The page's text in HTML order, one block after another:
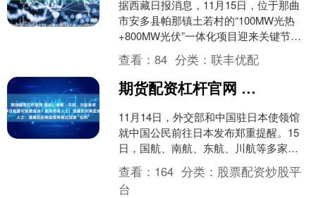
据西藏日报消息，11月15日，位于那曲
市安多县帕那镇土若村的“100MW光热
+800MW光伏”一体化项目迎来关键节点
——项目核心工程吸热塔筒壁顺利结
顶。吸热塔高....
查看：84 分类：联丰优配
期货配资杠杆官网 国航、南航、东航、川航等多家航司发布通知：涉日机票可免费退改！航司市场人士：温暖的东南亚或将接过这波“红利”
11月14日，外交部和中国驻日本使领馆
就中国公民前往日本发布郑重提醒。15
日，国航、南航、东航、川航等多家航
司已发出通知，公布了涉及日本航线客
票的特殊处置方案，....
查看： 164 分类： 股票配资炒股平
台